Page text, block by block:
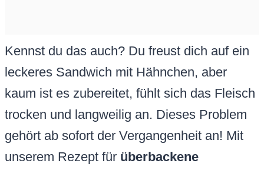
Kennst du das auch? Du freust dich auf ein
leckeres Sandwich mit Hähnchen, aber
kaum ist es zubereitet, fühlt sich das Fleisch
trocken und langweilig an. Dieses Problem
gehört ab sofort der Vergangenheit an! Mit
unserem Rezept für überbackene